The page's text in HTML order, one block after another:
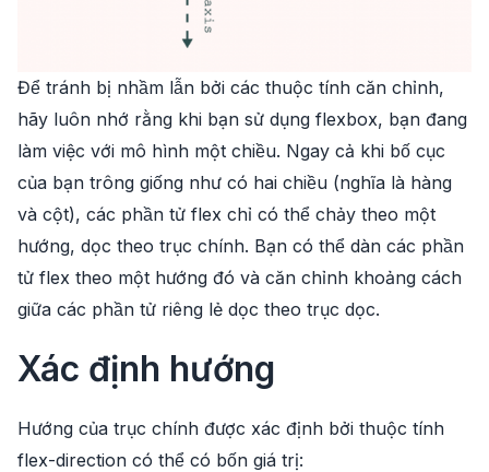
Để tránh bị nhầm lẫn bởi các thuộc tính căn chỉnh,
hãy luôn nhớ rằng khi bạn sử dụng flexbox, bạn đang
làm việc với mô hình một chiều. Ngay cả khi bố cục
của bạn trông giống như có hai chiều (nghĩa là hàng
và cột), các phần tử flex chỉ có thể chảy theo một
hướng, dọc theo trục chính. Bạn có thể dàn các phần
tử flex theo một hướng đó và căn chỉnh khoảng cách
giữa các phần tử riêng lẻ dọc theo trục dọc.
Xác định hướng
Hướng của trục chính được xác định bởi thuộc tính
flex-direction có thể có bốn giá trị: